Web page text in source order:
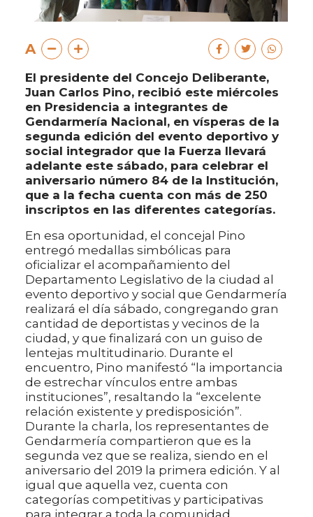
A
El presidente del Concejo Deliberante,
Juan Carlos Pino, recibió este miércoles
en Presidencia a integrantes de
Gendarmería Nacional, en vísperas de la
segunda edición del evento deportivo y
social integrador que la Fuerza llevará
adelante este sábado, para celebrar el
aniversario número 84 de la Institución,
que a la fecha cuenta con más de 250
inscriptos en las diferentes categorías.
En esa oportunidad, el concejal Pino
entregó medallas simbólicas para
oficializar el acompañamiento del
Departamento Legislativo de la ciudad al
evento deportivo y social que Gendarmería
realizará el día sábado, congregando gran
cantidad de deportistas y vecinos de la
ciudad, y que finalizará con un guiso de
lentejas multitudinario. Durante el
encuentro, Pino manifestó “la importancia
de estrechar vínculos entre ambas
instituciones”, resaltando la “excelente
relación existente y predisposición”.
Durante la charla, los representantes de
Gendarmería compartieron que es la
segunda vez que se realiza, siendo en el
aniversario del 2019 la primera edición. Y al
igual que aquella vez, cuenta con
categorías competitivas y participativas